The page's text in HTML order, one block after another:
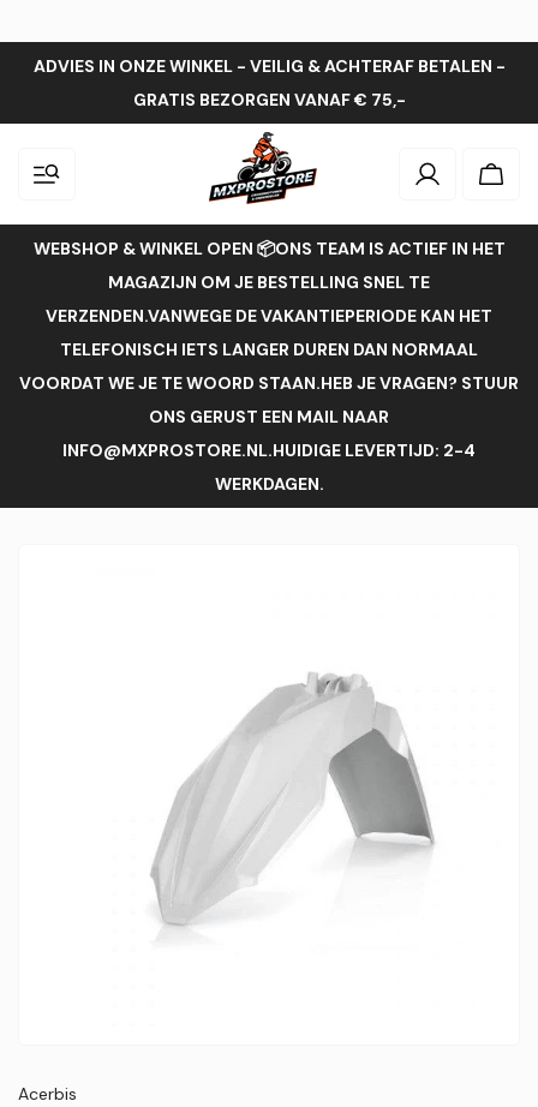
ADVIES IN ONZE WINKEL - VEILIG & ACHTERAF BETALEN -
GRATIS BEZORGEN VANAF € 75,-
Inloggen
WEBSHOP & WINKEL OPEN 📦ONS TEAM IS ACTIEF IN HET
MAGAZIJN OM JE BESTELLING SNEL TE
VERZENDEN.VANWEGE DE VAKANTIEPERIODE KAN HET
TELEFONISCH IETS LANGER DUREN DAN NORMAAL
VOORDAT WE JE TE WOORD STAAN.HEB JE VRAGEN? STUUR
ONS GERUST EEN MAIL NAAR
INFO@MXPROSTORE.NL.HUIDIGE LEVERTIJD: 2-4
WERKDAGEN.
Acerbis